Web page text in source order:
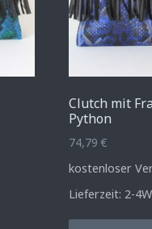
Clutch mit
Python
74,79 €
kostenloser
Lieferzeit: 2-